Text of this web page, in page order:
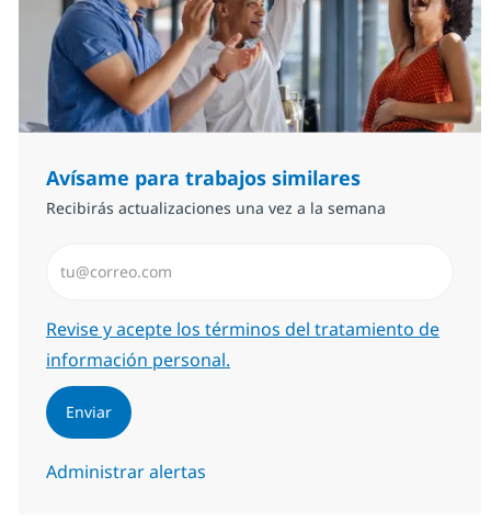
Avísame para trabajos similares
Recibirás actualizaciones una vez a la semana
Required
Revise y acepte los términos del tratamiento de
información personal.
Enviar
Administrar alertas